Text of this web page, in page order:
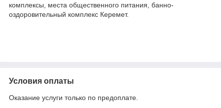
комплексы, места общественного питания, банно-
оздоровительный комплекс Керемет.
Условия оплаты
Оказание услуги только по предоплате.